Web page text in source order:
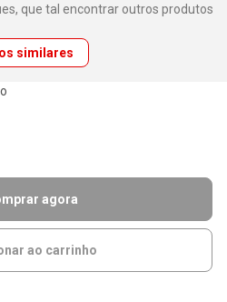
que tal encontrar outros produtos
similares
agora
ao carrinho